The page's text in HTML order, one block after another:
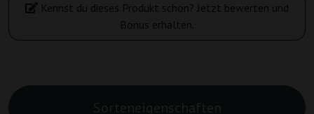
Kennst du dieses Produkt schon? Jetzt bewerten und
Bonus erhalten.
Sorteneigenschaften